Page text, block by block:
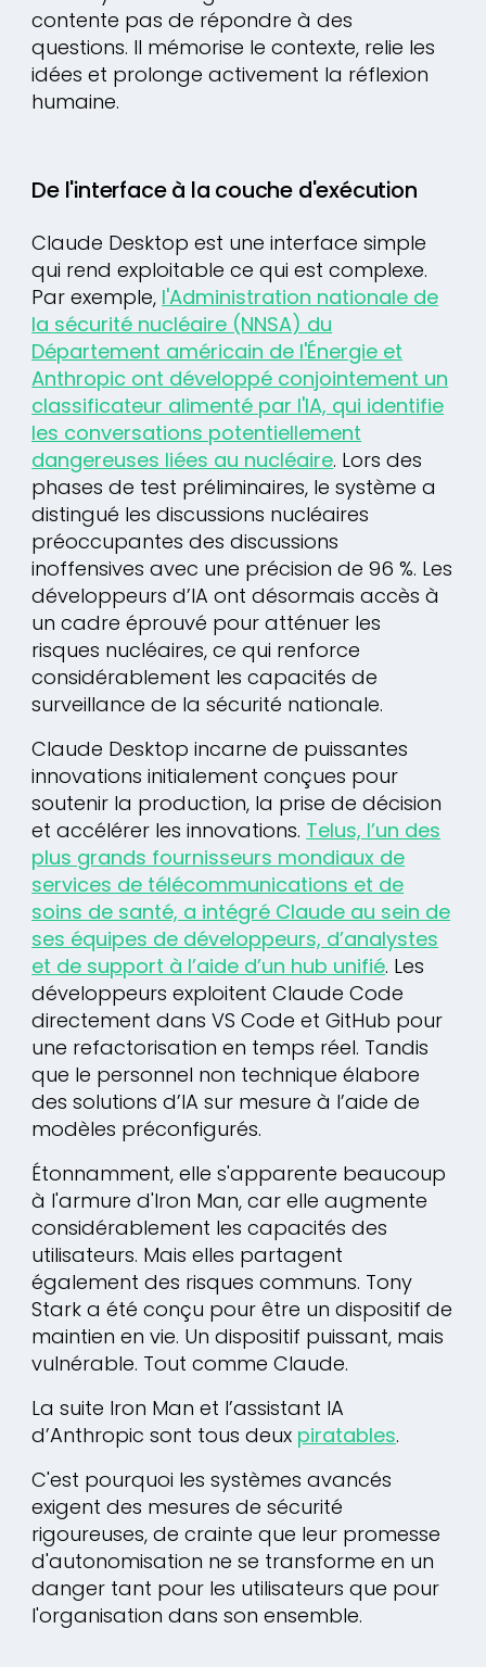
contente pas de répondre à des
questions. Il mémorise le contexte, relie les
idées et prolonge activement la réflexion
humaine.
De l'interface à la couche d'exécution
Claude Desktop est une interface simple
qui rend exploitable ce qui est complexe.
Par exemple, l'Administration nationale de
la sécurité nucléaire (NNSA) du
Département américain de l'Énergie et
Anthropic ont développé conjointement un
classificateur alimenté par l'IA, qui identifie
les conversations potentiellement
dangereuses liées au nucléaire. Lors des
phases de test préliminaires, le système a
distingué les discussions nucléaires
préoccupantes des discussions
inoffensives avec une précision de 96 %. Les
développeurs d’IA ont désormais accès à
un cadre éprouvé pour atténuer les
risques nucléaires, ce qui renforce
considérablement les capacités de
surveillance de la sécurité nationale.
Claude Desktop incarne de puissantes
innovations initialement conçues pour
soutenir la production, la prise de décision
et accélérer les innovations. Telus, l’un des
plus grands fournisseurs mondiaux de
services de télécommunications et de
soins de santé, a intégré Claude au sein de
ses équipes de développeurs, d’analystes
et de support à l’aide d’un hub unifié. Les
développeurs exploitent Claude Code
directement dans VS Code et GitHub pour
une refactorisation en temps réel. Tandis
que le personnel non technique élabore
des solutions d’IA sur mesure à l’aide de
modèles préconfigurés.
Étonnamment, elle s'apparente beaucoup
à l'armure d'Iron Man, car elle augmente
considérablement les capacités des
utilisateurs. Mais elles partagent
également des risques communs. Tony
Stark a été conçu pour être un dispositif de
maintien en vie. Un dispositif puissant, mais
vulnérable. Tout comme Claude.
La suite Iron Man et l’assistant IA
d’Anthropic sont tous deux piratables.
C'est pourquoi les systèmes avancés
exigent des mesures de sécurité
rigoureuses, de crainte que leur promesse
d'autonomisation ne se transforme en un
danger tant pour les utilisateurs que pour
l'organisation dans son ensemble.